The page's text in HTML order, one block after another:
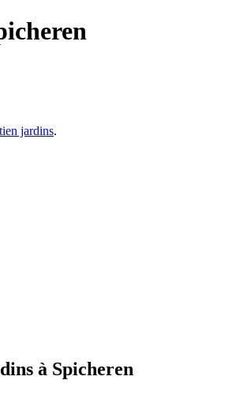
jardins.
à Spicheren